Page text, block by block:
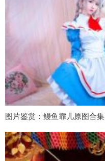
图片鉴赏：鳗鱼霏儿原图合集